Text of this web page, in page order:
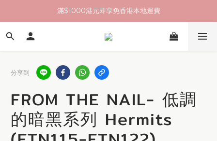
滿$1000港元即享免香港本地運費
分享到
FROM THE NAIL- 低調
的暗黑系列 Hermits